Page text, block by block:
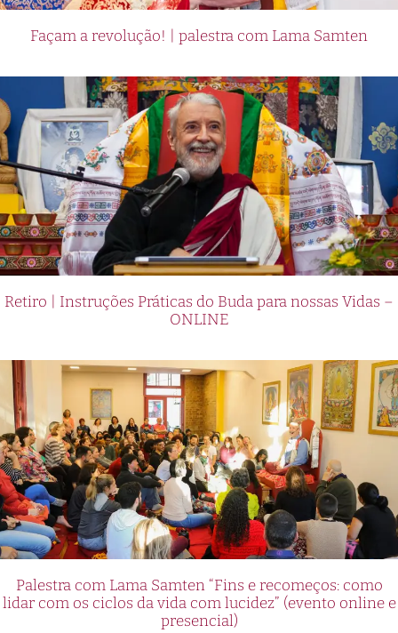
Façam a revolução! | palestra com Lama Samten
Retiro | Instruções Práticas do Buda para nossas Vidas –
ONLINE
Palestra com Lama Samten “Fins e recomeços: como
lidar com os ciclos da vida com lucidez” (evento online e
presencial)